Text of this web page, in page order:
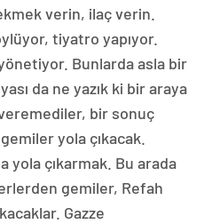
verin, ilaç verin.
tiyatro yapıyor.
Bunlarda asla bir
da ne yazık ki bir araya
bir sonuç
yola çıkacak.
yola çıkarmak. Bu arada
gemiler, Refah
Gazze